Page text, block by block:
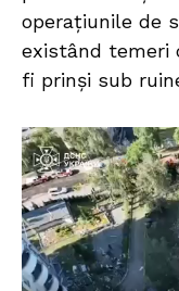
operațiunile de
existând temeri
fi prinși sub